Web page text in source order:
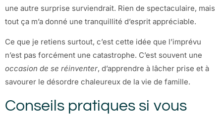
une autre surprise surviendrait. Rien de spectaculaire, mais
tout ça m’a donné une tranquillité d’esprit appréciable.
Ce que je retiens surtout, c’est cette idée que l’imprévu
n’est pas forcément une catastrophe. C’est souvent une
occasion de se réinventer, d’apprendre à lâcher prise et à
savourer le désordre chaleureux de la vie de famille.
Conseils pratiques si vous